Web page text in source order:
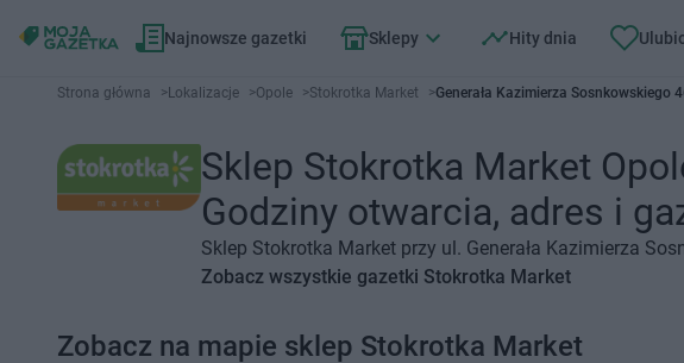
Najnowsze gazetki Sklepy Hity dnia
Strona główna >Lokalizacje >Opole >Stokrotka Market >Generała Kazimierza Sosnkowskiego
Sklep Stokrotka Market
Godziny otwarcia, adres i
Sklep Stokrotka Market przy ul. Generała Kazimierza
Zobacz wszystkie gazetki Stokrotka Market
Zobacz na mapie sklep Stokrotka Market